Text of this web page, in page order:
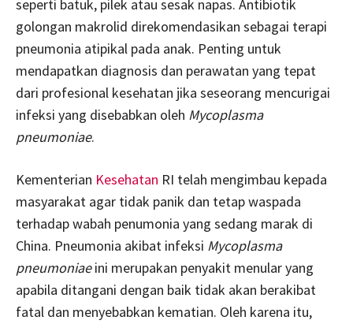
seperti batuk, pilek atau sesak napas. Antibiotik
golongan makrolid direkomendasikan sebagai terapi
pneumonia atipikal pada anak. Penting untuk
mendapatkan diagnosis dan perawatan yang tepat
dari profesional kesehatan jika seseorang mencurigai
infeksi yang disebabkan oleh Mycoplasma
pneumoniae.
Kementerian Kesehatan RI telah mengimbau kepada
masyarakat agar tidak panik dan tetap waspada
terhadap wabah penumonia yang sedang marak di
China. Pneumonia akibat infeksi Mycoplasma
pneumoniaeini merupakan penyakit menular yang
apabila ditangani dengan baik tidak akan berakibat
fatal dan menyebabkan kematian. Oleh karena itu,